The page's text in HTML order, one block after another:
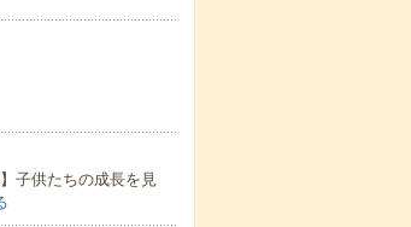
子供たちの成長を見